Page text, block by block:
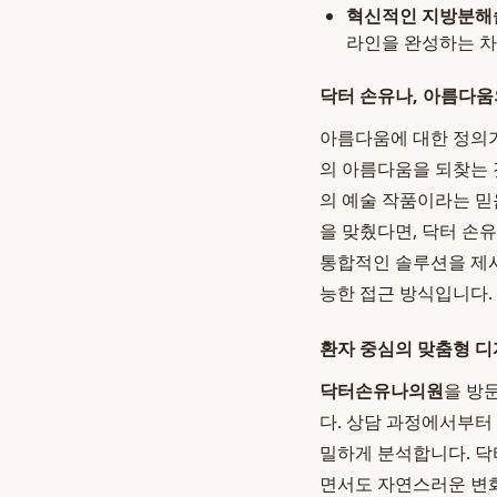
혁신적인 지방분
라인을 완성하는
닥터 손유나, 아름다
아름다움에 대한 정
의 아름다움을 되찾는
의 예술 작품이라는
을 맞췄다면, 닥터 손
통합적인 솔루션을 제
능한 접근 방식입니다.
환자 중심의 맞춤형
닥터손유나의원을 방
다. 상담 과정에서부
밀하게 분석합니다.
면서도 자연스러운